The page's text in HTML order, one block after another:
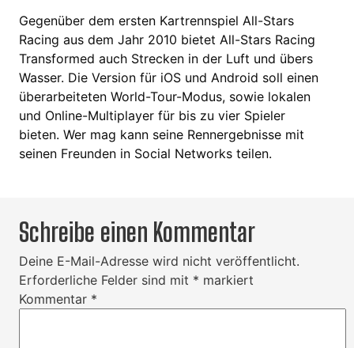
Gegenüber dem ersten Kartrennspiel All-Stars
Racing aus dem Jahr 2010 bietet All-Stars Racing
Transformed auch Strecken in der Luft und übers
Wasser. Die Version für iOS und Android soll einen
überarbeiteten World-Tour-Modus, sowie lokalen
und Online-Multiplayer für bis zu vier Spieler
bieten. Wer mag kann seine Rennergebnisse mit
seinen Freunden in Social Networks teilen.
Schreibe einen Kommentar
Deine E-Mail-Adresse wird nicht veröffentlicht.
Erforderliche Felder sind mit * markiert
Kommentar *